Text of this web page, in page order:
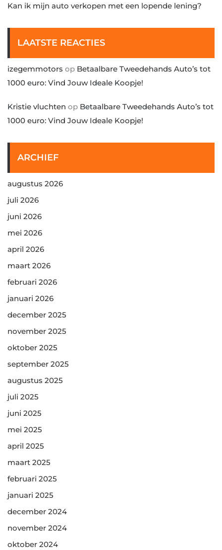
Kan ik mijn auto verkopen met een lopende lening?
LAATSTE REACTIES
izegemmotors op Betaalbare Tweedehands Auto’s tot
1000 euro: Vind Jouw Ideale Koopje!
Kristie vluchten op Betaalbare Tweedehands Auto’s tot
1000 euro: Vind Jouw Ideale Koopje!
ARCHIEF
augustus 2026
juli 2026
juni 2026
mei 2026
april 2026
maart 2026
februari 2026
januari 2026
december 2025
november 2025
oktober 2025
september 2025
augustus 2025
juli 2025
juni 2025
mei 2025
april 2025
maart 2025
februari 2025
januari 2025
december 2024
november 2024
oktober 2024